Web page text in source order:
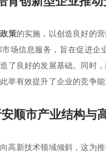
策的实施，以创造良好的
场信息服务，旨在促进
了良好的发展基础。同时
举有效提升了企业的竞争
顺市产业结构与
高新技术领域倾斜，这为